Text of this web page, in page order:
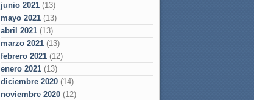
junio 2021 (13)
mayo 2021 (13)
abril 2021 (13)
marzo 2021 (13)
febrero 2021 (12)
enero 2021 (13)
diciembre 2020 (14)
noviembre 2020 (12)